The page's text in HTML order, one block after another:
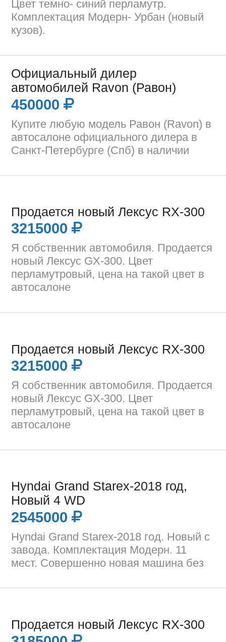
Цвет темно- синий перламутр.
Комплектация Модерн- Урбан (новый
кузов).
Официальный дилер
автомобилей Ravon (Равон)
450000
Купите любую модель Равон (Ravon) в
автосалоне официального дилера в
Санкт-Петербурге (Спб) в наличии
Продается новый Лексус RX-300
3215000
Я собственник автомобиля. Продается
новый Лексус GX-300. Цвет
перламутровый, цена на такой цвет в
автосалоне
Продается новый Лексус RX-300
3215000
Я собственник автомобиля. Продается
новый Лексус GX-300. Цвет
перламутровый, цена на такой цвет в
автосалоне
Hyndai Grand Starex-2018 год,
Новый 4 WD
2545000
Hyndai Grand Starex-2018 год. Новый с
завода. Комплектация Модерн. 11
мест. Совершенно новая машина без
Продается новый Лексус RX-300